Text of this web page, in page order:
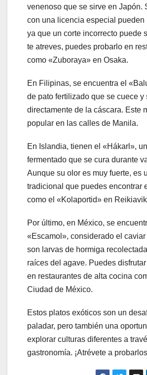
venenoso que se sirve en Japón.
con una licencia especial pueden
ya que un corte incorrecto puede
te atreves, puedes probarlo en
como «Zuboraya» en Osaka.
En Filipinas, se encuentra el
de pato fertilizado que se cuece y
directamente de la cáscara. Este
popular en las calles de Manila.
En Islandia, tienen el «Hákarl»,
fermentado que se cura durante
Aunque su olor es muy fuerte, es
tradicional que puedes encontrar
como el «Kolaportid» en
Por último, en México, se
«Escamol», considerado el
son larvas de hormiga
raíces del agave. Puedes
en restaurantes de alta cocina
Ciudad de México.
Estos platos exóticos son un
paladar, pero también una
explorar culturas diferentes a
gastronomía. ¡Atrévete a